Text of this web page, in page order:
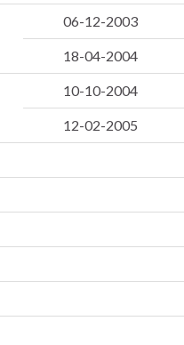
06-12-2003
18-04-2004
10-10-2004
12-02-2005